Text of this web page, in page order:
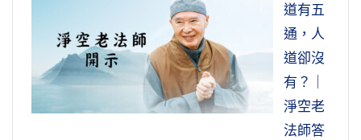
道有五
通，人
道卻沒
有？｜
淨空老
法師答